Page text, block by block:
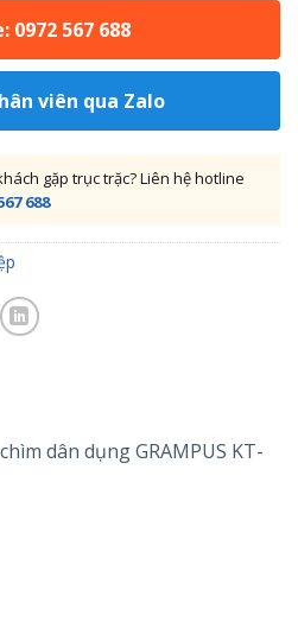
0972 567 688
viên qua Zalo
gặp trục trặc? Liên hệ hotline
688
dân dụng GRAMPUS KT-